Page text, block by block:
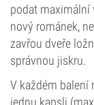
podat maximální
nový románek,
zavřou dveře
správnou jiskru.
V každém balení
jednu kapsli